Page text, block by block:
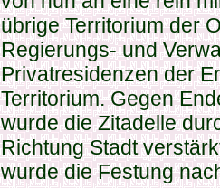
übrige Territorium der
Regierungs- und
Privatresidenzen der
Territorium. Gegen
wurde die Zitadelle
Richtung Stadt
wurde die Festung